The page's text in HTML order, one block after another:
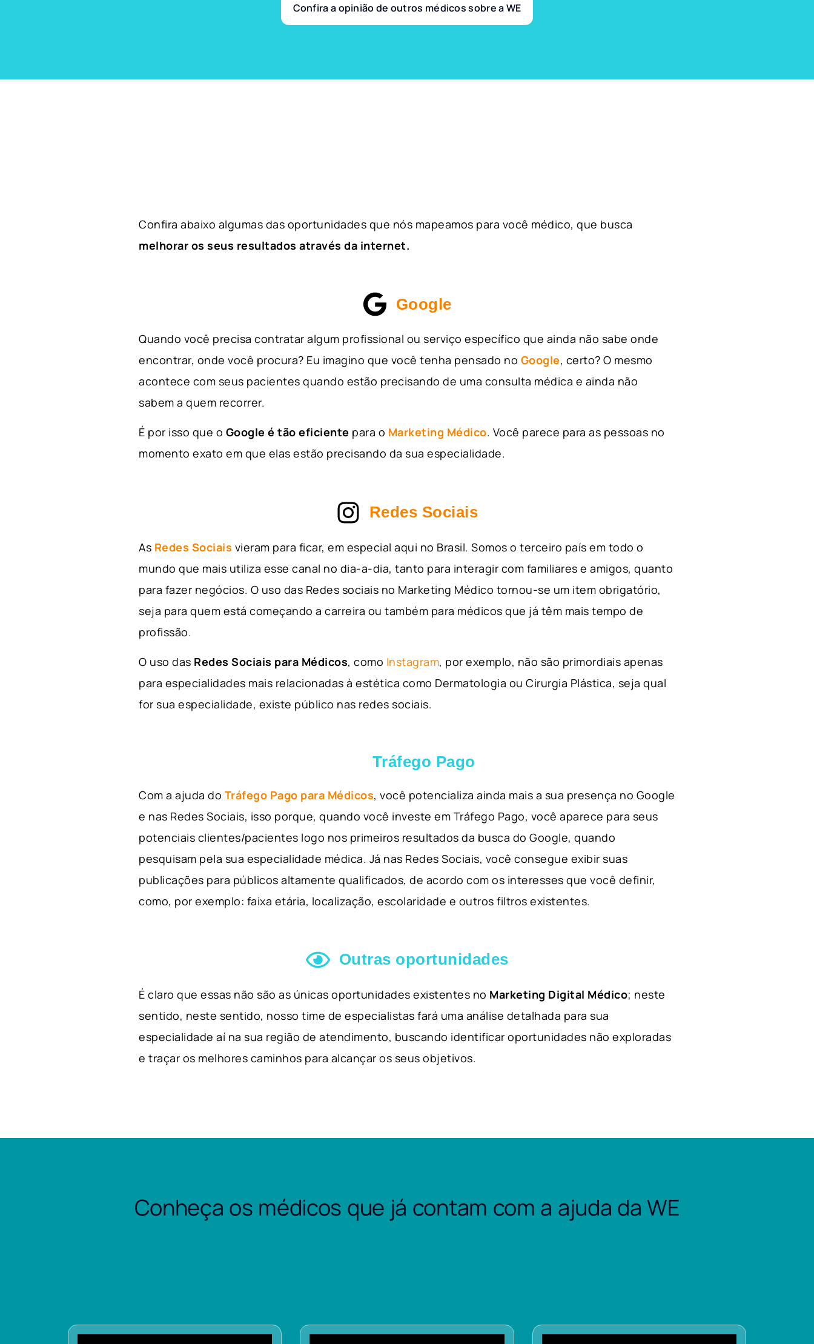
Confira a opinião de outros médicos sobre a WE
Confira abaixo algumas das oportunidades que nós mapeamos para você médico, que busca
melhorar os seus resultados através da internet.
Google
Quando você precisa contratar algum profissional ou serviço específico que ainda não sabe onde
encontrar, onde você procura? Eu imagino que você tenha pensado no Google, certo? O mesmo
acontece com seus pacientes quando estão precisando de uma consulta médica e ainda não
sabem a quem recorrer.
É por isso que o Google é tão eficiente para o Marketing Médico. Você parece para as pessoas no
momento exato em que elas estão precisando da sua especialidade.
Redes Sociais
As Redes Sociais vieram para ficar, em especial aqui no Brasil. Somos o terceiro país em todo o
mundo que mais utiliza esse canal no dia-a-dia, tanto para interagir com familiares e amigos, quanto
para fazer negócios. O uso das Redes sociais no Marketing Médico tornou-se um item obrigatório,
seja para quem está começando a carreira ou também para médicos que já têm mais tempo de
profissão.
O uso das Redes Sociais para Médicos, como Instagram, por exemplo, não são primordiais apenas
para especialidades mais relacionadas à estética como Dermatologia ou Cirurgia Plástica, seja qual
for sua especialidade, existe público nas redes sociais.
Tráfego Pago
Com a ajuda do Tráfego Pago para Médicos, você potencializa ainda mais a sua presença no Google
e nas Redes Sociais, isso porque, quando você investe em Tráfego Pago, você aparece para seus
potenciais clientes/pacientes logo nos primeiros resultados da busca do Google, quando
pesquisam pela sua especialidade médica. Já nas Redes Sociais, você consegue exibir suas
publicações para públicos altamente qualificados, de acordo com os interesses que você definir,
como, por exemplo: faixa etária, localização, escolaridade e outros filtros existentes.
Outras oportunidades
É claro que essas não são as únicas oportunidades existentes no Marketing Digital Médico; neste
sentido, neste sentido, nosso time de especialistas fará uma análise detalhada para sua
especialidade aí na sua região de atendimento, buscando identificar oportunidades não exploradas
e traçar os melhores caminhos para alcançar os seus objetivos.
Conheça os médicos que já contam com a ajuda da WE